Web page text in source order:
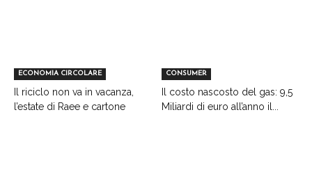
ECONOMIA CIRCOLARE
Il riciclo non va in vacanza,
l’estate di Raee e cartone
CONSUMER
Il costo nascosto del gas: 9,5
Miliardi di euro all’anno il...